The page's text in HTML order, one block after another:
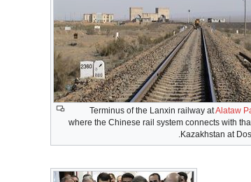
Terminus of the Lanxin railway atAlataw
where the Chinese rail system connects with
Kazakhstan at